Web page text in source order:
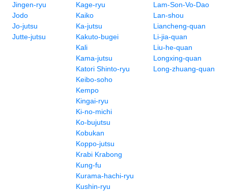
Jingen-ryu
Jodo
Jo-jutsu
Jutte-jutsu
Kage-ryu
Kaiko
Ka-jutsu
Kakuto-bugei
Kali
Kama-jutsu
Katori Shinto-ryu
Keibo-soho
Kempo
Kingai-ryu
Ki-no-michi
Ko-bujutsu
Kobukan
Koppo-jutsu
Krabi Krabong
Kung-fu
Kurama-hachi-ryu
Kushin-ryu
Lam-Son-Vo-Dao
Lan-shou
Liancheng-quan
Li-jia-quan
Liu-he-quan
Longxing-quan
Long-zhuang-quan